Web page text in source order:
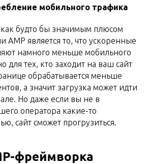
мобильного трафика
будто бы значимым плюсом
AMP является то, что ускоренные
намного меньше мобильного
для тех, кто заходит на ваш сайт
обрабатывается меньше
а значит загрузка может идти
Но даже если вы не в
оператора какие-то
сайт сможет прогрузиться.
фреймворка